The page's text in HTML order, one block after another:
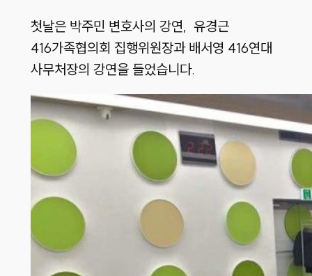
첫날은 박주민 변호사의 강연, 유경근
416가족협의회 집행위원장과 배서영 416연대
사무처장의 강연을 들었습니다.